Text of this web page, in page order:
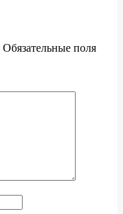
Обязательные поля